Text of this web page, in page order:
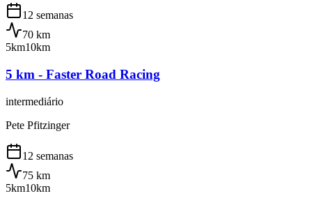
12 semanas
70 km
5km10km
5 km - Faster Road Racing
intermediário
Pete Pfitzinger
12 semanas
75 km
5km10km